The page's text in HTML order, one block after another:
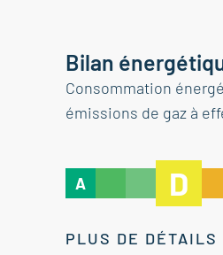
Bilan
Consommation
émissions de gaz à
A D
PLUS DE DÉTAILS